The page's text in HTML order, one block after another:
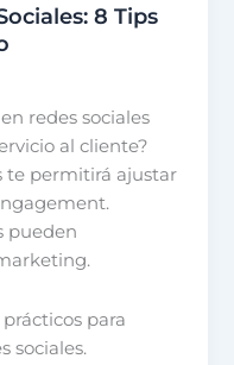
8 Tips
redes sociales
al cliente?
te permitirá ajustar
pueden
para
sociales.